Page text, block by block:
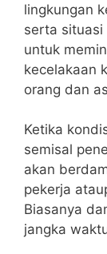
lingkungan
serta situasi
untuk
kecelakaan
orang dan
Ketika
semisal
akan
pekerja
Biasanya
jangka